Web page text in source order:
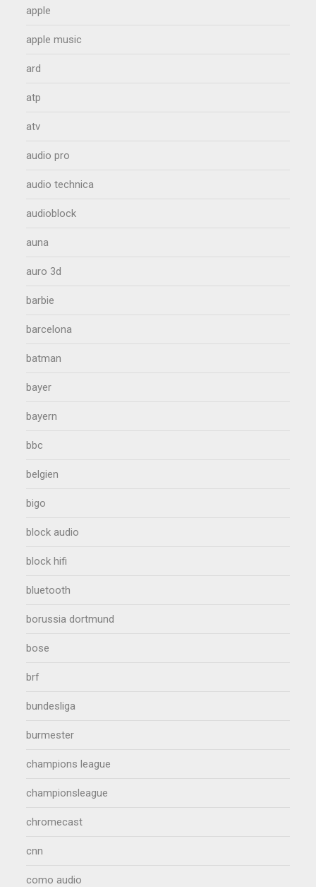
apple
apple music
ard
atp
atv
audio pro
audio technica
audioblock
auna
auro 3d
barbie
barcelona
batman
bayer
bayern
bbc
belgien
bigo
block audio
block hifi
bluetooth
borussia dortmund
bose
brf
bundesliga
burmester
champions league
championsleague
chromecast
cnn
como audio